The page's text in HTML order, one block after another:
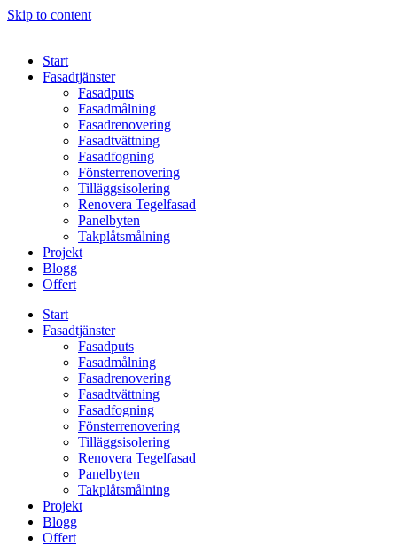
Skip to content
Start
Fasadtjänster
Fasadputs
Fasadmålning
Fasadrenovering
Fasadtvättning
Fasadfogning
Fönsterrenovering
Tilläggsisolering
Renovera Tegelfasad
Panelbyten
Takplåtsmålning
Projekt
Blogg
Offert
Start
Fasadtjänster
Fasadputs
Fasadmålning
Fasadrenovering
Fasadtvättning
Fasadfogning
Fönsterrenovering
Tilläggsisolering
Renovera Tegelfasad
Panelbyten
Takplåtsmålning
Projekt
Blogg
Offert